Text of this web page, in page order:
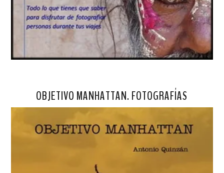
OBJETIVO MANHATTAN. FOTOGRAFÍAS